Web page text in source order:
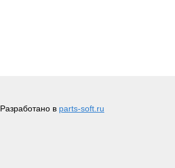
Разработано в parts-soft.ru